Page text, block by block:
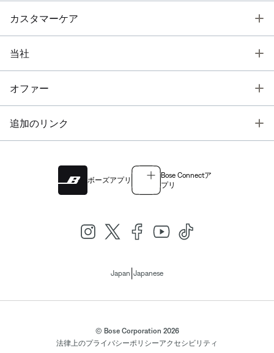
カスタマーケア
当社
オファー
追加のリンク
ボーズアプリ
Bose Connectア
プリ
Japan Japanese
© Bose Corporation 2026
法律上のプライバシーポリシーアクセシビリティ